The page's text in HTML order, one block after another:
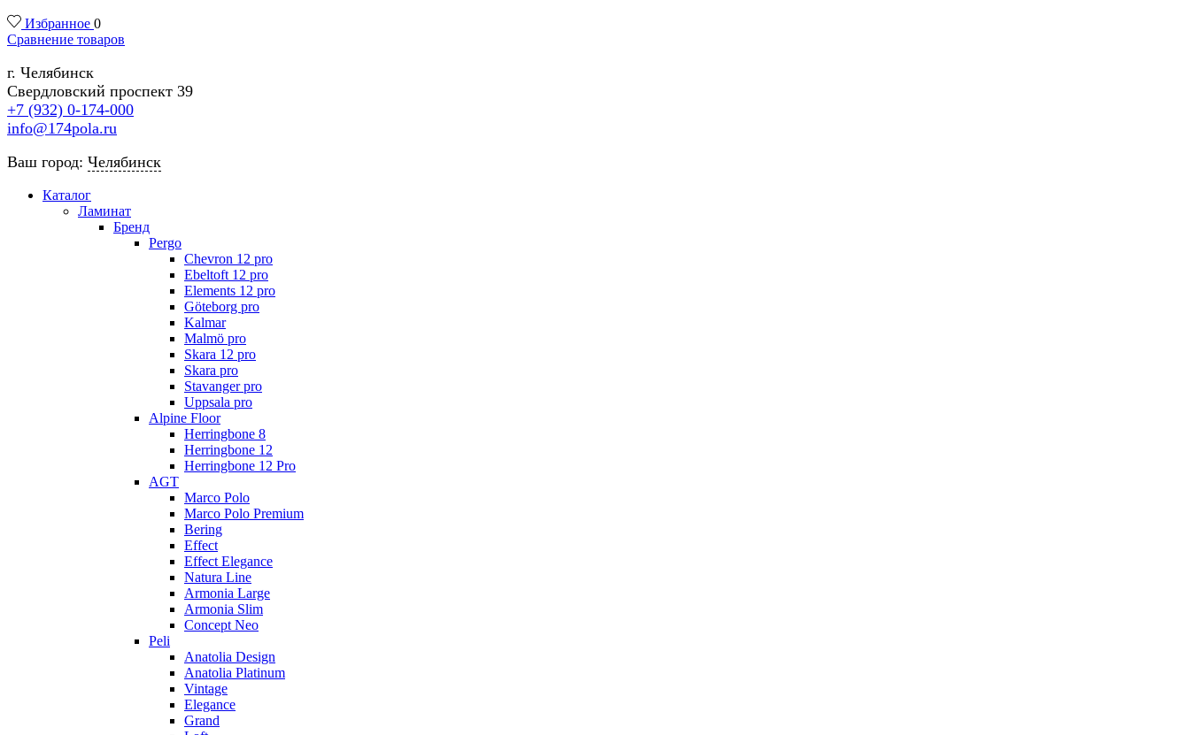
Избранное 0
Сравнение товаров
г. Челябинск
Свердловский проспект 39
+7 (932) 0-174-000
info@174pola.ru
Ваш город: Челябинск
Каталог
Ламинат
Бренд
Pergo
Chevron 12 pro
Ebeltoft 12 pro
Elements 12 pro
Göteborg pro
Kalmar
Malmö pro
Skara 12 pro
Skara pro
Stavanger pro
Uppsala pro
Alpine Floor
Herringbone 8
Herringbone 12
Herringbone 12 Pro
AGT
Marco Polo
Marco Polo Premium
Bering
Effect
Effect Elegance
Natura Line
Armonia Large
Armonia Slim
Concept Neo
Peli
Anatolia Design
Anatolia Platinum
Vintage
Elegance
Grand